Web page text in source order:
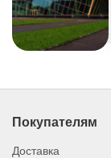
Покупателям
Доставка